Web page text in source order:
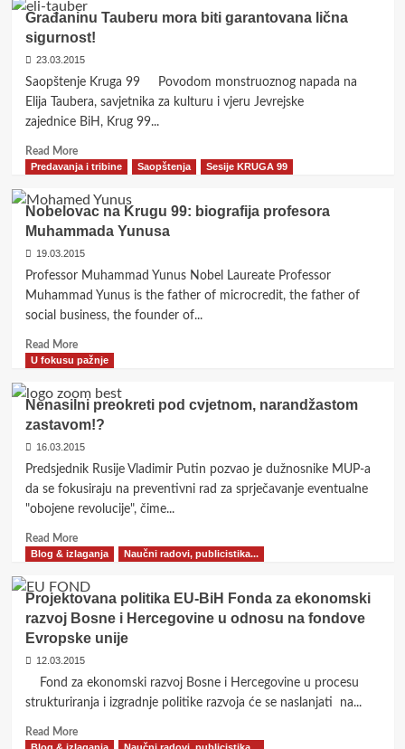
ogledalu
naše
kulturne,
intelektualne
druge
zbilje!
Izlazak
iz
sarajevskih
okvira
i
ideja
sa
sredinama
BiH
i
regiji
mora
ključno
nastojanje
Kruga
Građaninu Tauberu mora biti garantovana lična
sigurnost!
23.03.2015
Saopštenje Kruga 99 Povodom monstruoznog napada na
Elija Taubera, savjetnika za kulturu i vjeru Jevrejske
zajednice BiH, Krug 99...
Read MoreRead
more
Građaninu
Tauberu
mora
biti
garantovana
Predavanja i tribine Saopštenja Sesije KRUGA 99
Nobelovac na Krugu 99: biografija profesora
Muhammada Yunusa
19.03.2015
Professor Muhammad Yunus Nobel Laureate Professor
Muhammad Yunus is the father of microcredit, the father of
social business, the founder of...
Read MoreRead
more
Nobelovac
na
Krugu
99:
biografija
Muhammada
Yunusa
U fokusu pažnje
Nenasilni preokreti pod cvjetnom, narandžastom
zastavom!?
16.03.2015
Predsjednik Rusije Vladimir Putin pozvao je dužnosnike MUP-a
da se fokusiraju na preventivni rad za sprječavanje eventualne
"obojene revolucije", čime...
Read MoreRead
more
Nenasilni
preokreti
pod
cvjetnom,
narandžastom
Blog & izlaganja Naučni radovi, publicistika...
Projektovana politika EU-BiH Fonda za ekonomski
razvoj Bosne i Hercegovine u odnosu na fondove
Evropske unije
12.03.2015
Fond za ekonomski razvoj Bosne i Hercegovine u procesu
strukturiranja i izgradnje politike razvoja će se naslanjati na...
Read MoreRead
more